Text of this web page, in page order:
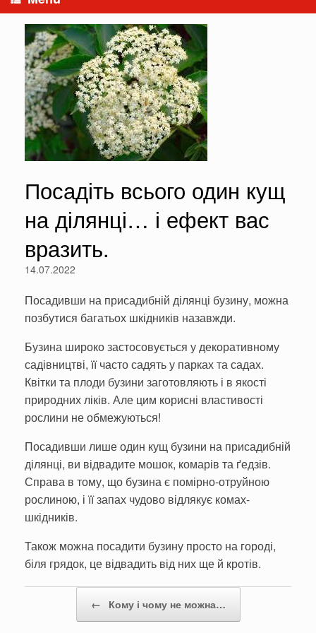
Посадіть всього один кущ
на ділянці… і ефект вас
вразить.
14.07.2022
Посадивши на присадибній ділянці бузину, можна
позбутися багатьох шкідників назавжди.
Бузина широко застосовується у декоративному
садівництві, її часто садять у парках та садах.
Квітки та плоди бузини заготовляють і в якості
природних ліків. Але цим корисні властивості
рослини не обмежуються!
Посадивши лише один кущ бузини на присадибній
ділянці, ви відвадите мошок, комарів та ґедзів.
Справа в тому, що бузина є помірно-отруйною
рослиною, і її запах чудово відлякує комах-
шкідників.
Також можна посадити бузину просто на городі,
біля грядок, це відвадить від них ще й кротів.
← Кому і чому не можна…